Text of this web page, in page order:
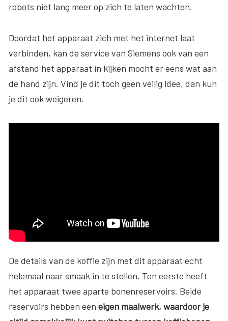
robots niet lang meer op zich te laten wachten.
Doordat het apparaat zich met het internet laat
verbinden, kan de service van Siemens ook van een
afstand het apparaat in kijken mocht er eens wat aan
de hand zijn. Vind je dit toch geen veilig idee, dan kun
je dit ook weigeren.
De details van de koffie zijn met dit apparaat echt
helemaal naar smaak in te stellen. Ten eerste heeft
het apparaat twee aparte bonenreservoirs. Beide
reservoirs hebben een eigen maalwerk, waardoor je